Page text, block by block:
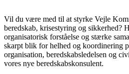
Vil du være med til at styrke Vejle
beredskab, krisestyring og sikkerhed?
organisatorisk forståelse og stærke
skarpt blik for helhed og koordinering
organisation, beredskabsledelsen og
vores nye beredskabskonsulent.